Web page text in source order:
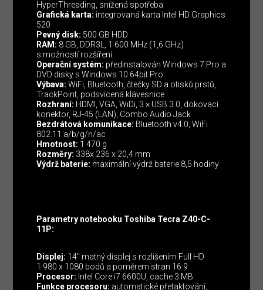
HyperThreading, snížená spotřeba
Grafická karta: integrovaná karta Intel HD Graphics
520
Pevný disk: 500 GB HDD
RAM: 8 GB, DDR3L, 1 600 MHz (1,6 GHz)
s možností rozšíření
Operační systém: předinstalován Windows 7 Pro a
DVD disky s Windows 10 64bit Pro
Výbava: WiFi, Bluetooth, čtečky SD a otisků prstů,
TrackPoint, podsvícená klávesnice
Rozhraní: HDMI, VGA, WiDi, 3 × USB 3.0, dokovací
konektor, RJ-45 (LAN), Combo Audio Jack
Bezdrátová komunikace: Bluetooth v4.0, WiFi
802.11 a/b/g/n/ac
Hmotnost: 1 470 g
Rozměry: 338x 236 x 20,4 mm
Výdrž baterie: maximální výdrž baterie 8,5 hodiny
Parametry notebooku Toshiba Tecra Z40-C-
11P:
Displej: 14″ matný displej s rozlišením Full HD
1 980 x 1080 bodů a poměrem stran 16:9
Procesor: Intel Core i7 6600U, cache 3 MB
Funkce procesoru: automatické přetaktování,